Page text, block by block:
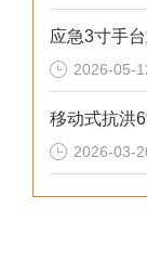
2026-05-
2026-03-